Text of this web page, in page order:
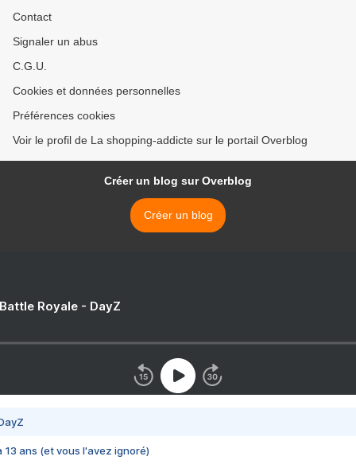
Contact
Signaler un abus
C.G.U.
Cookies et données personnelles
Préférences cookies
Voir le profil de La shopping-addicte sur le portail Overblog
Créer un blog sur Overblog
Créer un blog
Royale - DayZ
13 ans (et vous l'avez ignoré)